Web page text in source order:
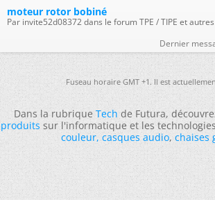
moteur rotor bobiné
Par invite52d08372 dans le forum TPE / TIPE et
Dernier
Fuseau horaire GMT +1. Il est
Dans la rubriqueTechde Futura,
produitssur l'informatique et les
couleur,casques audio,chaises